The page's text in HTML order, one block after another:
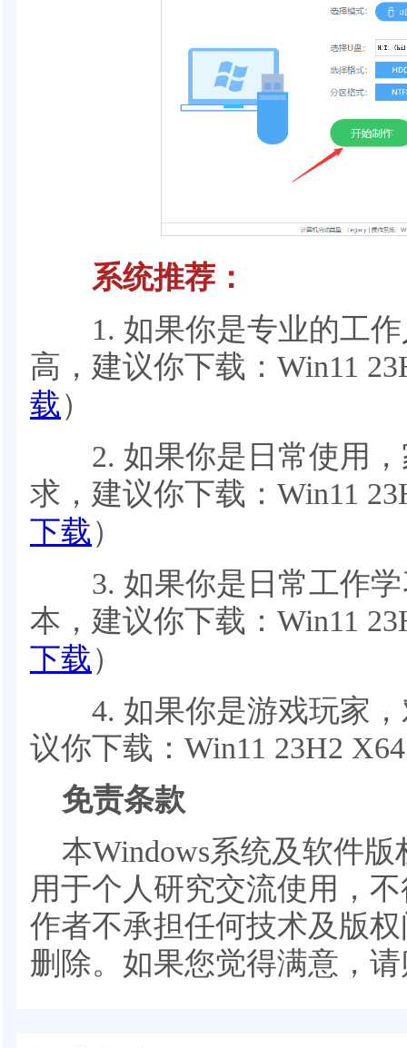
系统推荐：
1. 如果你是专业的工作
高，建议你下载：Win11
载）
2. 如果你是日常使用，
求，建议你下载：Win11
下载）
3. 如果你是日常工作学
本，建议你下载：Win11
下载）
4. 如果你是游戏玩家，
议你下载：Win11 23H2
免责条款
本Windows系统及软件
用于个人研究交流使用，
作者不承担任何技术及版
删除。如果您觉得满意，